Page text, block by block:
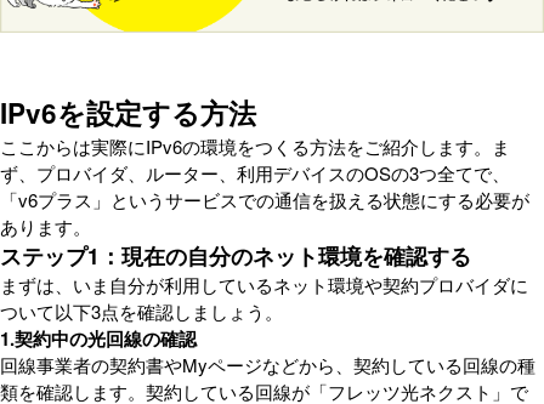
IPv6を設定する方法
ここからは実際にIPv6の環境をつくる方法をご紹介します。ま
ず、プロバイダ、ルーター、利用デバイスのOSの3つ全てで、
「v6プラス」というサービスでの通信を扱える状態にする必要が
あります。
ステップ1：現在の自分のネット環境を確認する
まずは、いま自分が利用しているネット環境や契約プロバイダに
ついて以下3点を確認しましょう。
1.契約中の光回線の確認
回線事業者の契約書やMyページなどから、契約している回線の種
類を確認します。契約している回線が「フレッツ光ネクスト」で